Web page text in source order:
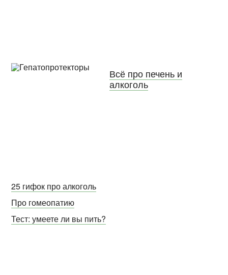
Всё про печень и
алкоголь
25 гифок про алкоголь
Про гомеопатию
Тест: умеете ли вы пить?